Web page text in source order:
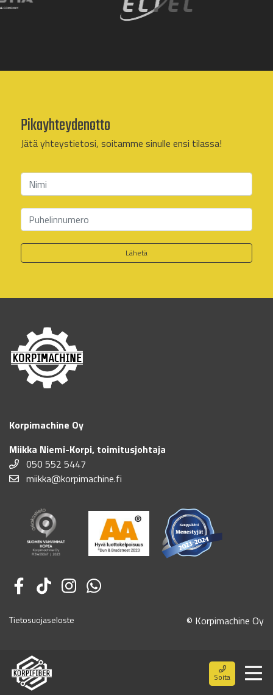
Pikayhteydenotto
Jätä yhteystietosi, soitamme sinulle ensi tilassa!
Lähetä
Korpimachine Oy
Miikka Niemi-Korpi, toimitusjohtaja
050 552 5447
miikka@korpimachine.fi
Tietosuojaseloste © Korpimachine Oy
Soita